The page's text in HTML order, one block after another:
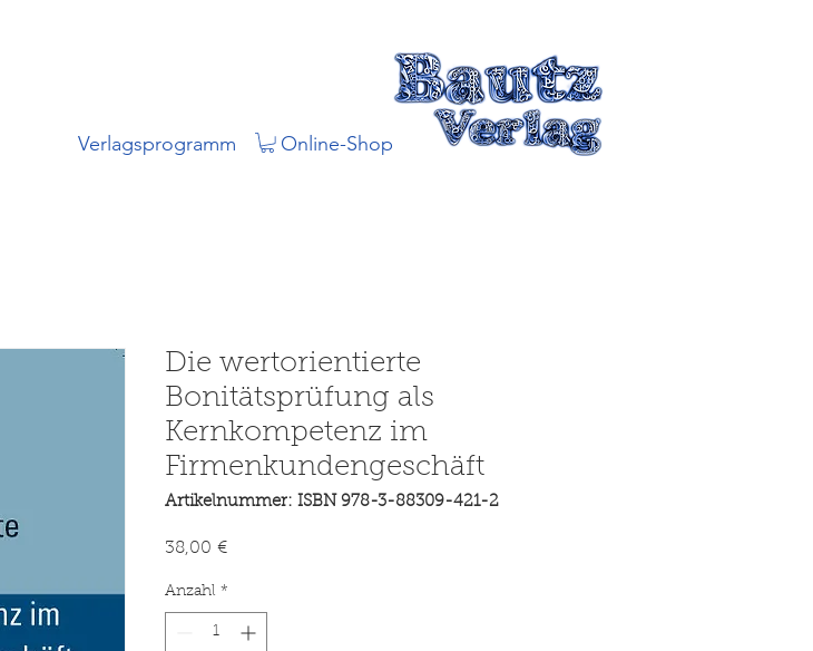
Verlagsprogramm Online-Shop
Die wertorientierte
Bonitätsprüfung als
Kernkompetenz im
Firmenkundengeschäft
Artikelnummer: ISBN 978-3-88309-421-2
38,00 €Preis
Anzahl *